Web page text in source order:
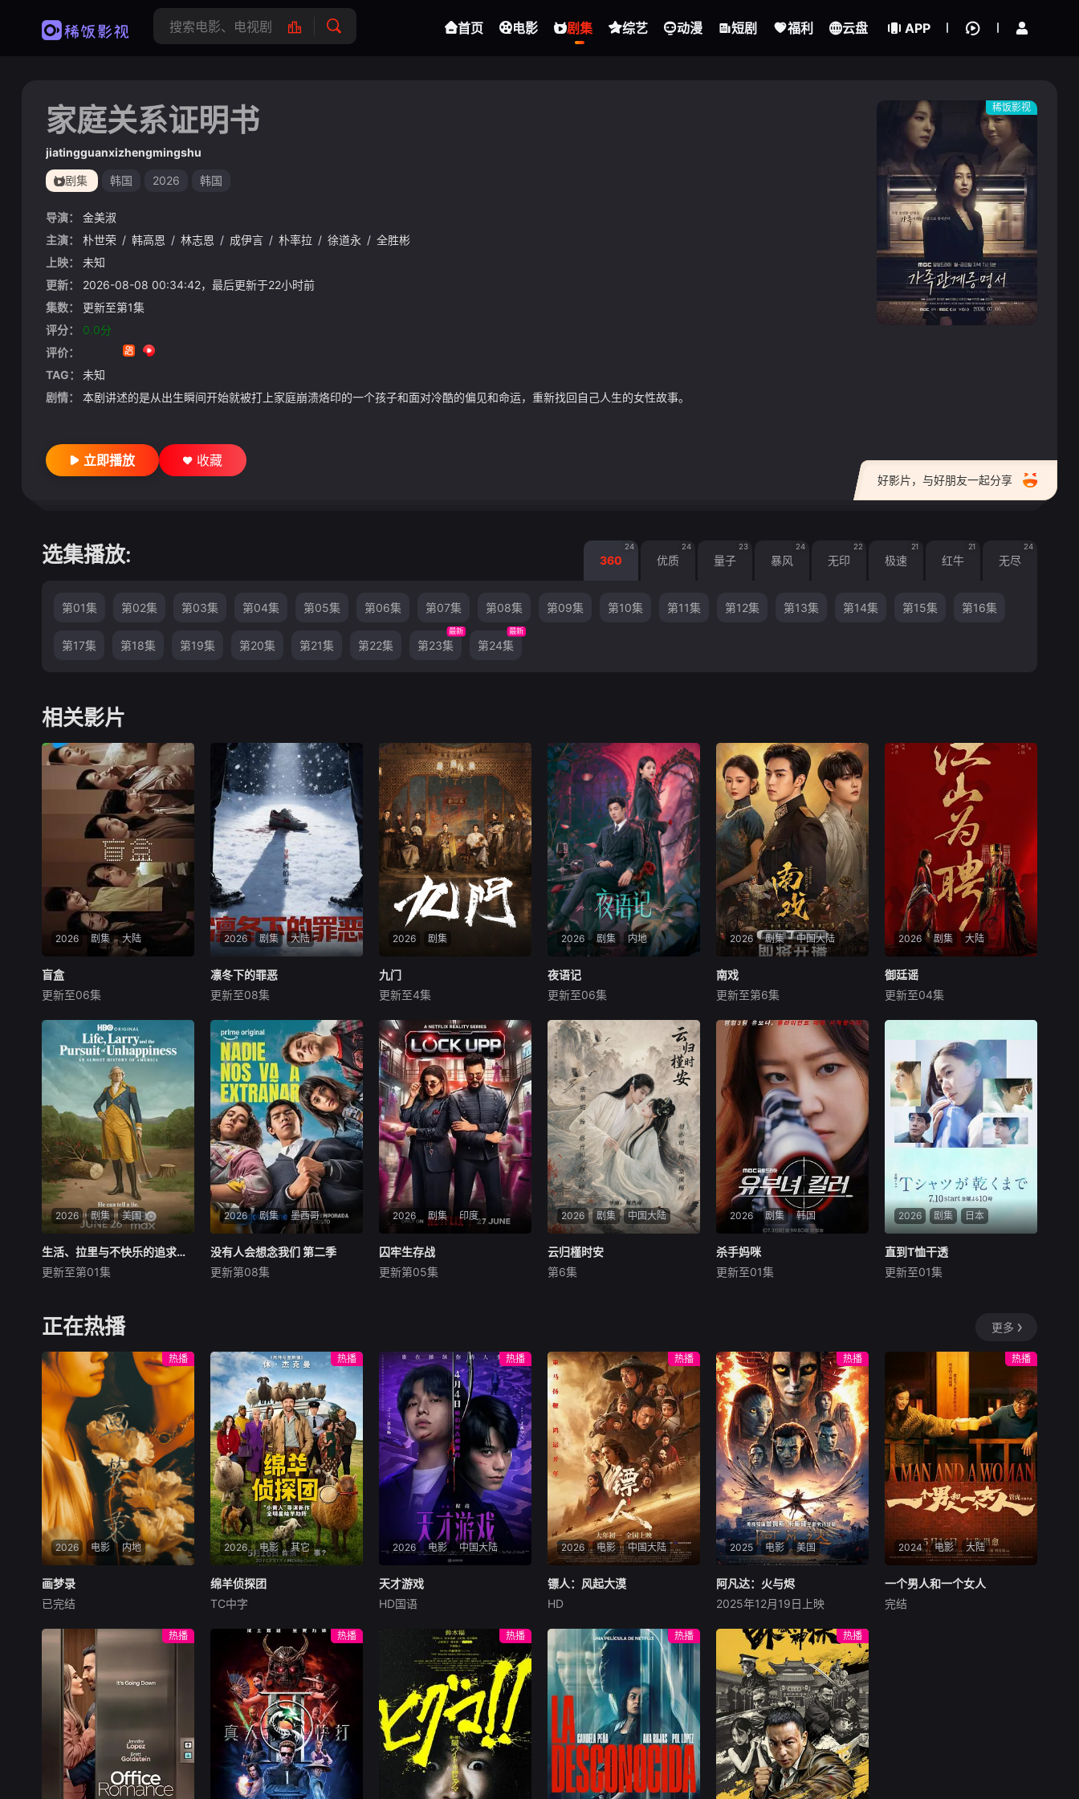
首页 电影 剧集 综艺 动漫 短剧 福利 云盘 APP
稀饭影视
家庭关系证明书
jiatingguanxizhengmingshu
剧集 韩国 2026 韩国
导演：
金美淑
主演：
朴世荣 / 韩高恩 / 林志恩 / 成伊言 / 朴率拉 / 徐道永 / 全胜彬
上映：
未知
更新：
2026-08-08 00:34:42，最后更新于22小时前
集数：
更新至第1集
评分：
0.0分
评价：
TAG：
未知
剧情：
本剧讲述的是从出生瞬间开始就被打上家庭崩溃烙印的一个孩子和面对冷酷的偏见和命运，重新找回自己人生的女性故事。
好影片，与好朋友一起分享
立即播放 收藏
选集播放: 360
24
优质
24
量子
23
暴风
24
无印
22
极速
21
红牛
21
无尽
24
第01集 第02集 第03集 第04集 第05集 第06集 第07集 第08集 第09集 第10集 第11集 第12集 第13集 第14集 第15集 第16集
第17集 第18集 第19集 第20集 第21集 第22集 第23集
最新
第24集
最新
相关影片
2026 剧集 大陆
盲盒
于雯 王艺哲
五个相互独立，又彼此呼
应的故事——用一场精心策划
的“夏令营”完成复仇的受害
者；临终前与遗憾和解的“无
用之人”；共享同一具躯体的
人格“刮刮乐”；病床前不离不
弃的“紧急联络人”；产后抑郁
中自我摧毁的“
盲盒
更新至06集
2026 剧集 大陆
凛冬下的罪恶
张睿 吴昊宸
本剧讲述了90年代末，怒
河市刑侦支队在无普及监控、
无DNA鉴定技术的支持下，通
过摸排、勘查等传统刑侦手
段，接连破获数起重案要案的
艰难过程。案件设计采用“积
案牵现案”模式，以粗粝的90
年代质感为基调
凛冬下的罪恶
更新至08集
2026 剧集
九门
陈伟霆
《九门》讲述了长沙风云再起
之时，张启山（陈伟霆 饰）与
吴老狗（曾舜晞 饰）强强联
手，携手霍仙姑（陈瑶 饰）与
九门诸人共赴冒险奇局。一桩
401部队的神秘失踪事件，牵
出百年尘封的惊天秘辛。生死
抉择、兄弟之情、门派担当与
家国大义相互交织。九门众人
用热血和牺牲，守护家园，共
渡难关。
九门
更新至4集
2026 剧集 内地
夜语记
李汶翰 鹤男
出身贫寒的酿酒师叶小唯遭遇
爱人程桉、恩师林晚媚的双重
背叛。她从恨意中涅槃重生，
借私生女桑落的身份入住程
家。她步步为营，周旋在各怀
心思的豪门众人间，引猎物上
钩。叶小唯的人生始于22岁的
盛夏，终于22岁的寒冬。踏过
荆棘，玫瑰终将滴血盛开。
夜语记
更新至06集
2026 剧集 中国大陆
南戏
张景昀 赵奂然
暂无简介
南戏
更新至第6集
2026 剧集 大陆
御廷谣
吴谨言 陈哲远
改编自行烟烟的同名小
说。孟廷辉，大平王朝有史以
来个以女子进士科三元及第入
翰林院的奇女子。十年前的她
被他从死人堆里救出来，蓬头
垢面口齿不清。十年后的她才
学满腹、冠盖众人，于女子进
士科上大方异彩，成为
御廷谣
更新至04集
2026 剧集 美国
生活、拉里与不快乐的追求：一部美国史
拉里·大卫
作为美国建国250周年的献
礼，该剧以拉里·大卫标志性的
景喜剧形式荒诞地重新演绎美
国历史上的各个标志性时刻。
生活、拉里与不快乐的追求：一部美国史
更新至第01集
2026 剧集 墨西哥
没有人会想念我们 第二季
未知
没有人会想念我们 第二季
更新第08集
2026 剧集 印度
囚牢生存战
瑞提希·德希穆克
囚牢生存战
更新第05集
2026 剧集 中国大陆
云归槿时安
张景昀
事。通过剧中主人公在成长的
道路上，经历复杂的人物关系
和情感变化，无论命运如何捉
弄，真正的力量皆来
云归槿时安
第6集
2026 剧集 韩国
杀手妈咪
孔晓振 郑浚远
是4年前突然隐退的杀手“翠
鸟”。产假结束后，她又开始
执行各种暗杀任务，目标都是
那些危害社会的败类
杀手妈咪
更新至01集
2026 剧集 日本
直到T恤干透
苍井优 中岛步
满的婚姻，但在卷入一场事故
“第3个星期五”都有一段完全
对不上号的神秘行踪。于是，
在看似美满的婚姻背后，她将
面对人性中真实
直到T恤干透
更新至01集
正在热播 更多
2026 电影 内地
热播
画梦录
代露娃
民国的上海滩，身怀绝技的孤
女画师许雁真，意外与身陷危
局的融汇银行总账姜心羽产生
交集。姜心羽遭人陷害，只得
与许雁真结盟，彼时银行欲将
国宝名画低价卖给外国人，许
雁真凭借自身精湛画技仿造名
画、偷天换日。几经波折，两
人联手在各方势力的夹缝间巧
妙周旋，共历险阻，破解重重
困境。
画梦录
已完结
2026 电影 其它
热播
绵羊侦探团
牧羊人乔治（休·杰克曼
饰）最爱给羊群读侦探小说，
没想到自己有一天会离奇死
亡。他留下的3000万巨额遗
产，让每个人貌似都有犯罪动
机。警察毫无头绪之时，羊群
们决定“不务正业”迈出牧场，
追查牧羊人“躺平
绵羊侦探团
TC中字
2026 电影 中国大陆
热播
天才游戏
彭昱畅
穷途末路的天才少年刘全龙
（彭昱畅 饰），被偏执富家公
子陈伦（丁禹兮 饰）选中，被
迫踏入一场为他量身打造的
“换命游戏”。豪华别墅、名车
名表、神秘女友全部备齐，在
陈伦的精心打造下，刘全龙瞬
间拥有顶配人生。
天才游戏
HD国语
2026 电影 中国大陆
热播
镖人：风起大漠
大漠之上，镖人、官府、西域
五大家族等多方势力盘根错
节、暗潮涌动。“天字第二号
逃犯”刀马接下特殊押镖任
务，和同伴一起从西域护镖远
赴长安。不料，他们的护送对
象竟是“天字第一号逃犯”知世
郎……天下熙熙皆为利来，各
方势力闻风入局，抢镖厮杀接
连上演……
镖人：风起大漠
HD
2025 电影 美国
热播
阿凡达：火与烬
萨姆·沃辛顿
佐伊·索尔达娜
影片聚焦杰克·萨利与奈蒂莉一
家的命运起伏，在前作的情感
余波之上，深刻描绘一个家族
在战火中如何成长、并共同守
护血脉相连的情感纽带的历
程，从而将故事推向更具张力
的全新维度。此外，潘多拉的
全新领域也即将揭晓
阿凡达：火与烬
2025年12月19日上映
2024 电影 大陆
热播
一个男人和一个女人
黄渤
一个男人和一个女人
完结
热播 热播 热播 热播 热播